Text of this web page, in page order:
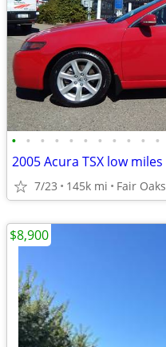
• • • • • • • • • • •
7/23 145k mi Fair Oaks
$8,900